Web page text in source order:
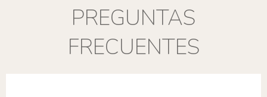
PREGUNTAS
FRECUENTES